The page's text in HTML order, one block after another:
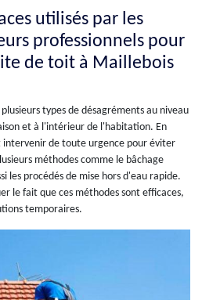
utilisés par les
professionnels pour
de toit à Maillebois
types de désagréments au niveau
et à l'intérieur de l'habitation. En
intervenir de toute urgence pour éviter
méthodes comme le bâchage
les procédés de mise hors d'eau rapide.
le fait que ces méthodes sont efficaces,
temporaires.